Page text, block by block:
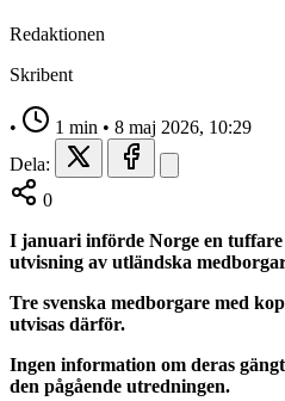
Redaktionen
Skribent
• 1 min • 8 maj 2026, 10:29
Dela:
0
I januari införde Norge en
utvisning av utländska
Tre svenska medborgare med
utvisas därför.
Ingen information om deras
den pågående utredningen.